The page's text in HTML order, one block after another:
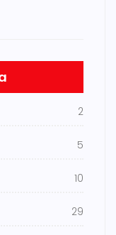
2
5
10
29